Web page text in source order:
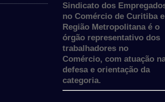
Sindicato dos
no Comércio de Curitiba e
Região Metropolitana é o
órgão representativo dos
trabalhadores no
Comércio, com atuação
defesa e orientação da
categoria.